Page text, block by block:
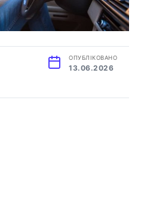
ОПУБЛІКОВАНО
13.06.2026